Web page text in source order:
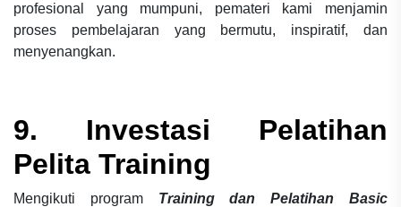
profesional yang mumpuni, pemateri kami menjamin
proses pembelajaran yang bermutu, inspiratif, dan
menyenangkan.
9. Investasi Pelatihan
Pelita Training
Mengikuti program Training dan Pelatihan Basic